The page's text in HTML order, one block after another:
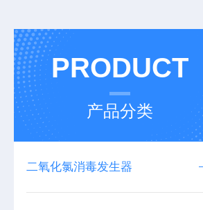
PRODUCT
产品分类
二氧化氯消毒发生器